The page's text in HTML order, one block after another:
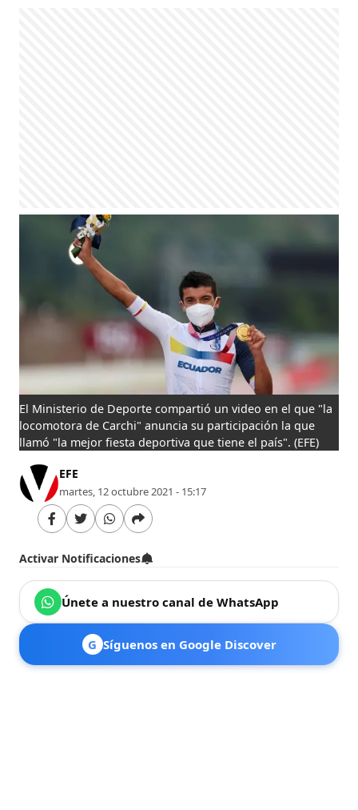
El Ministerio de Deporte compartió un video en el que "la
locomotora de Carchi" anuncia su participación la que
llamó "la mejor fiesta deportiva que tiene el país". (EFE)
EFE
martes, 12 octubre 2021 - 15:17
Activar Notificaciones
Únete a nuestro canal de WhatsApp
G Síguenos en Google Discover